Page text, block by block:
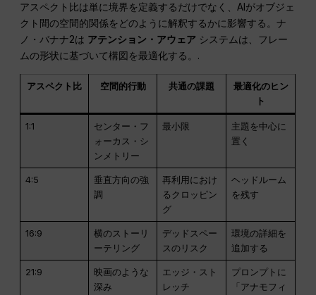
アスペクト比は単に境界を定義するだけでなく、AIがオブジェ
クト間の空間的関係をどのように解釈するかに影響する。ナ
ノ・バナナ2は アテンション・アウェア システムは、フレー
ムの形状に基づいて構図を最適化する。.
アスペクト比 空間的行動 共通の課題
最適化のヒン
ト
1:1
センター・フ
ォーカス・シ
ンメトリー
最小限
主題を中心に
置く
4:5
垂直方向の強
調
再利用におけ
るクロッピン
グ
ヘッドルーム
を残す
16:9
横のストーリ
ーテリング
デッドスペー
スのリスク
環境の詳細を
追加する
21:9
映画のような
深み
エッジ・スト
レッチ
プロンプトに
「アナモフィ